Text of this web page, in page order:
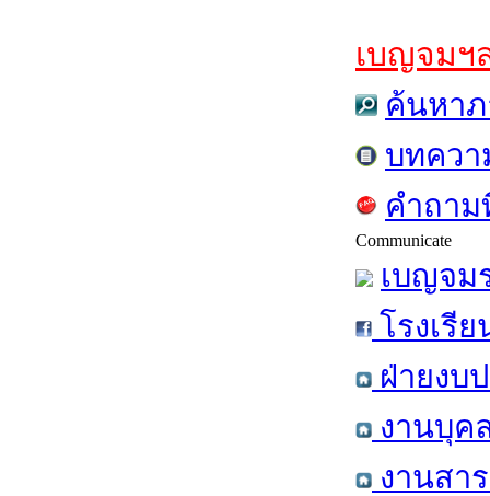
เบญจมฯ
ค้นหาภ
บทควา
คำถา
Communicate
เบญจม
โรงเรี
ฝ่ายงบ
งานบุค
งานสา